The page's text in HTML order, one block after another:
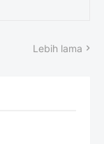
Lebih lama